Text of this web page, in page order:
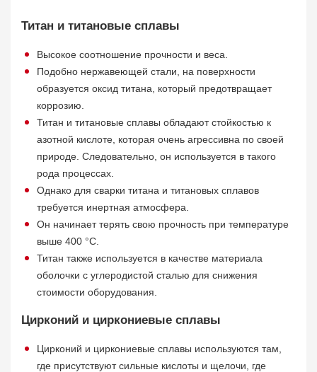
Титан и титановые сплавы
Высокое соотношение прочности и веса.
Подобно нержавеющей стали, на поверхности
образуется оксид титана, который предотвращает
коррозию.
Титан и титановые сплавы обладают стойкостью к
азотной кислоте, которая очень агрессивна по своей
природе. Следовательно, он используется в такого
рода процессах.
Однако для сварки титана и титановых сплавов
требуется инертная атмосфера.
Он начинает терять свою прочность при температуре
выше 400 °C.
Титан также используется в качестве материала
оболочки с углеродистой сталью для снижения
стоимости оборудования.
Цирконий и циркониевые сплавы
Цирконий и циркониевые сплавы используются там,
где присутствуют сильные кислоты и щелочи, где